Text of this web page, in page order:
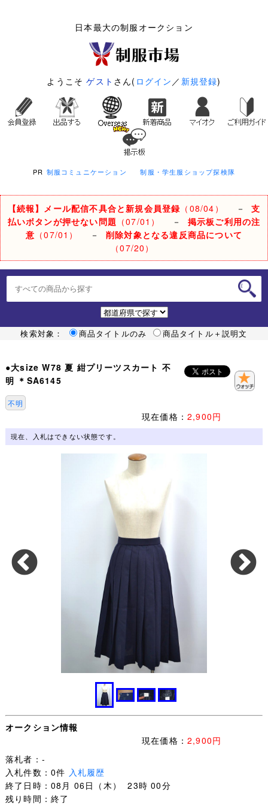
日本最大の制服オークション
ようこそゲスト さん( ログイン ／ 新規登録)
PR 制服コミュニケーション 制服・学生服ショップ探検隊
【続報】メール配信不具合と新規会員登録 （08/04） －支
払いボタンが押せない問題 （07/01） － 掲示板ご利用の注
意 （07/01） － 削除対象となる違反商品について
（07/20）
検索対象： 商品タイトルのみ 商品タイトル＋説明文
●大size W78 夏 紺プリーツスカート 不
明 ＊SA6145
不明
現在価格： 2,900円
現在、入札はできない状態です。
オークション情報
現在価格： 2,900円
落札者：-
入札件数：0件 入札履歴
終了日時：08月 06日（木） 23時 00分
残り時間：終了